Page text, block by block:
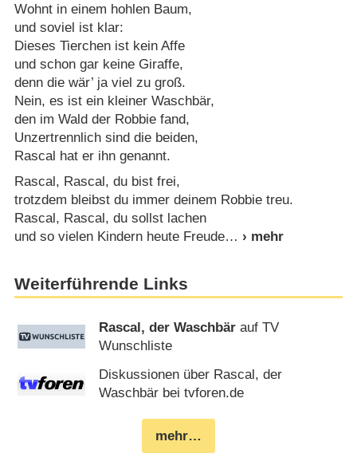
Wohnt in einem hohlen Baum,
und soviel ist klar:
Dieses Tierchen ist kein Affe
und schon gar keine Giraffe,
denn die wär’ ja viel zu groß.
Nein, es ist ein kleiner Waschbär,
den im Wald der Robbie fand,
Unzertrennlich sind die beiden,
Rascal hat er ihn genannt.
Rascal, Rascal, du bist frei,
trotzdem bleibst du immer deinem Robbie treu.
Rascal, Rascal, du sollst lachen
und so vielen Kindern heute Freude
Weiterführende Links
Rascal, der Waschbär auf TV
Wunschliste
Diskussionen über Rascal, der
Waschbär bei tvforen.de
mehr…